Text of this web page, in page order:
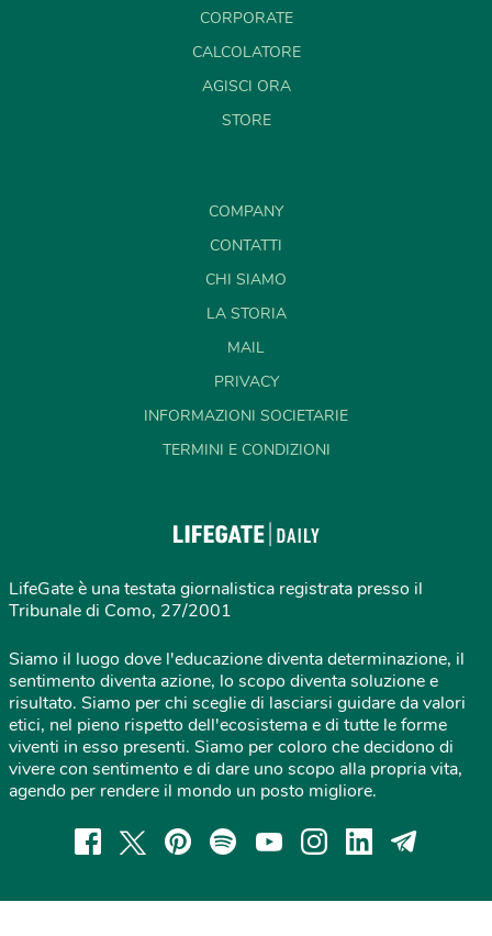
CORPORATE
CALCOLATORE
AGISCI ORA
STORE
COMPANY
CONTATTI
CHI SIAMO
LA STORIA
MAIL
PRIVACY
INFORMAZIONI SOCIETARIE
TERMINI E CONDIZIONI
LifeGate è una testata giornalistica registrata presso il
Tribunale di Como, 27/2001
Siamo il luogo dove l'educazione diventa determinazione, il
sentimento diventa azione, lo scopo diventa soluzione e
risultato. Siamo per chi sceglie di lasciarsi guidare da valori
etici, nel pieno rispetto dell'ecosistema e di tutte le forme
viventi in esso presenti. Siamo per coloro che decidono di
vivere con sentimento e di dare uno scopo alla propria vita,
agendo per rendere il mondo un posto migliore.